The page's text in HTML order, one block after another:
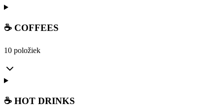
☕ COFFEES
10 položiek
☕ HOT DRINKS